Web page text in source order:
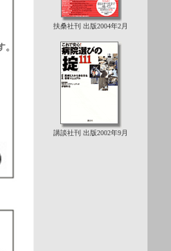
扶桑社刊 出版2004年2月
講談社刊 出版2002年9月